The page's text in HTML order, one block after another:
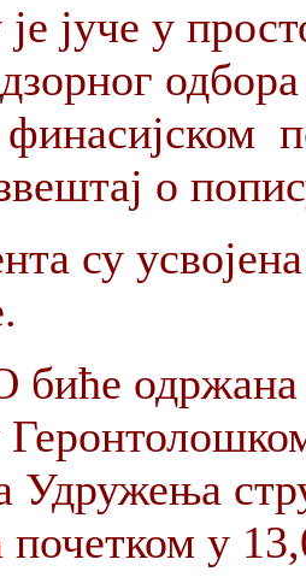
јуче у
о
су
биће
Удружења
почетком у